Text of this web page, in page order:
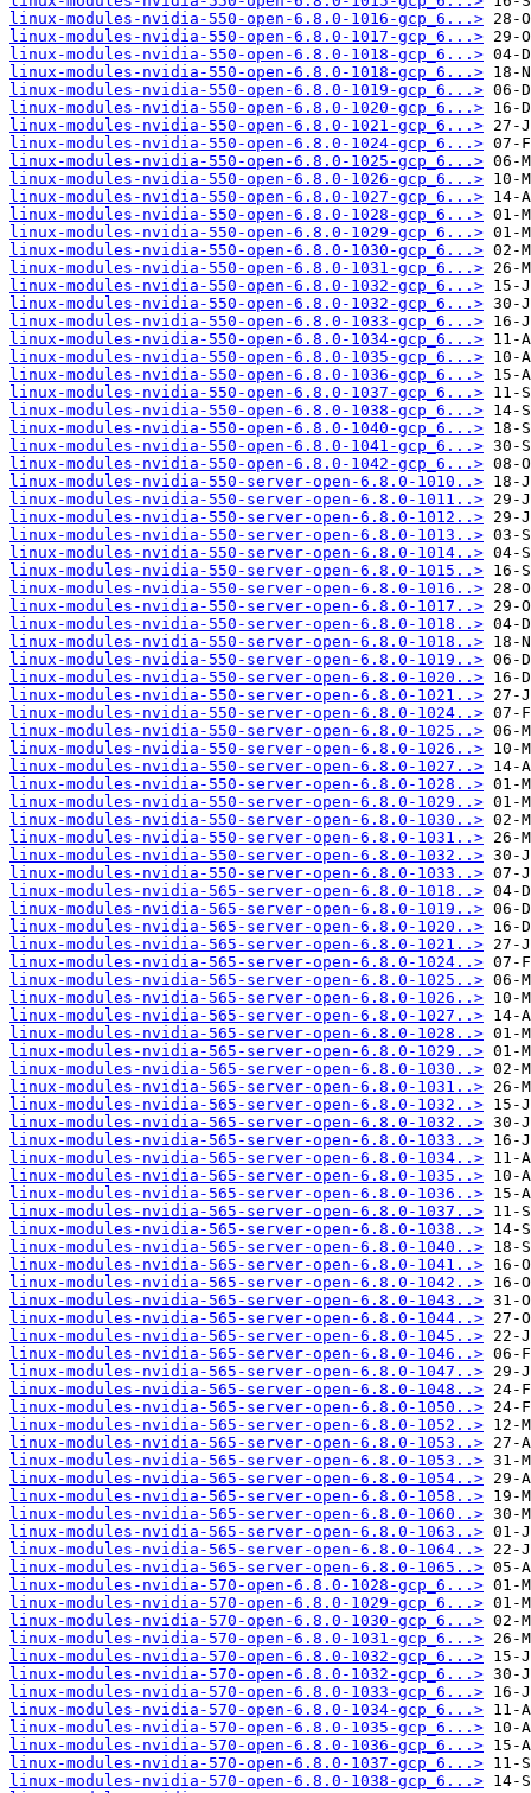
linux-modules-nvidia-550-open-6.8.0-1016-gcp_6...>
linux-modules-nvidia-550-open-6.8.0-1017-gcp_6...>
linux-modules-nvidia-550-open-6.8.0-1018-gcp_6...>
linux-modules-nvidia-550-open-6.8.0-1018-gcp_6...>
linux-modules-nvidia-550-open-6.8.0-1019-gcp_6...>
linux-modules-nvidia-550-open-6.8.0-1020-gcp_6...>
linux-modules-nvidia-550-open-6.8.0-1021-gcp_6...>
linux-modules-nvidia-550-open-6.8.0-1024-gcp_6...>
linux-modules-nvidia-550-open-6.8.0-1025-gcp_6...>
linux-modules-nvidia-550-open-6.8.0-1026-gcp_6...>
linux-modules-nvidia-550-open-6.8.0-1027-gcp_6...>
linux-modules-nvidia-550-open-6.8.0-1028-gcp_6...>
linux-modules-nvidia-550-open-6.8.0-1029-gcp_6...>
linux-modules-nvidia-550-open-6.8.0-1030-gcp_6...>
linux-modules-nvidia-550-open-6.8.0-1031-gcp_6...>
linux-modules-nvidia-550-open-6.8.0-1032-gcp_6...>
linux-modules-nvidia-550-open-6.8.0-1032-gcp_6...>
linux-modules-nvidia-550-open-6.8.0-1033-gcp_6...>
linux-modules-nvidia-550-open-6.8.0-1034-gcp_6...>
linux-modules-nvidia-550-open-6.8.0-1035-gcp_6...>
linux-modules-nvidia-550-open-6.8.0-1036-gcp_6...>
linux-modules-nvidia-550-open-6.8.0-1037-gcp_6...>
linux-modules-nvidia-550-open-6.8.0-1038-gcp_6...>
linux-modules-nvidia-550-open-6.8.0-1040-gcp_6...>
linux-modules-nvidia-550-open-6.8.0-1041-gcp_6...>
linux-modules-nvidia-550-open-6.8.0-1042-gcp_6...>
linux-modules-nvidia-550-server-open-6.8.0-1010..>
linux-modules-nvidia-550-server-open-6.8.0-1011..>
linux-modules-nvidia-550-server-open-6.8.0-1012..>
linux-modules-nvidia-550-server-open-6.8.0-1013..>
linux-modules-nvidia-550-server-open-6.8.0-1014..>
linux-modules-nvidia-550-server-open-6.8.0-1015..>
linux-modules-nvidia-550-server-open-6.8.0-1016..>
linux-modules-nvidia-550-server-open-6.8.0-1017..>
linux-modules-nvidia-550-server-open-6.8.0-1018..>
linux-modules-nvidia-550-server-open-6.8.0-1018..>
linux-modules-nvidia-550-server-open-6.8.0-1019..>
linux-modules-nvidia-550-server-open-6.8.0-1020..>
linux-modules-nvidia-550-server-open-6.8.0-1021..>
linux-modules-nvidia-550-server-open-6.8.0-1024..>
linux-modules-nvidia-550-server-open-6.8.0-1025..>
linux-modules-nvidia-550-server-open-6.8.0-1026..>
linux-modules-nvidia-550-server-open-6.8.0-1027..>
linux-modules-nvidia-550-server-open-6.8.0-1028..>
linux-modules-nvidia-550-server-open-6.8.0-1029..>
linux-modules-nvidia-550-server-open-6.8.0-1030..>
linux-modules-nvidia-550-server-open-6.8.0-1031..>
linux-modules-nvidia-550-server-open-6.8.0-1032..>
linux-modules-nvidia-550-server-open-6.8.0-1033..>
linux-modules-nvidia-565-server-open-6.8.0-1018..>
linux-modules-nvidia-565-server-open-6.8.0-1019..>
linux-modules-nvidia-565-server-open-6.8.0-1020..>
linux-modules-nvidia-565-server-open-6.8.0-1021..>
linux-modules-nvidia-565-server-open-6.8.0-1024..>
linux-modules-nvidia-565-server-open-6.8.0-1025..>
linux-modules-nvidia-565-server-open-6.8.0-1026..>
linux-modules-nvidia-565-server-open-6.8.0-1027..>
linux-modules-nvidia-565-server-open-6.8.0-1028..>
linux-modules-nvidia-565-server-open-6.8.0-1029..>
linux-modules-nvidia-565-server-open-6.8.0-1030..>
linux-modules-nvidia-565-server-open-6.8.0-1031..>
linux-modules-nvidia-565-server-open-6.8.0-1032..>
linux-modules-nvidia-565-server-open-6.8.0-1032..>
linux-modules-nvidia-565-server-open-6.8.0-1033..>
linux-modules-nvidia-565-server-open-6.8.0-1034..>
linux-modules-nvidia-565-server-open-6.8.0-1035..>
linux-modules-nvidia-565-server-open-6.8.0-1036..>
linux-modules-nvidia-565-server-open-6.8.0-1037..>
linux-modules-nvidia-565-server-open-6.8.0-1038..>
linux-modules-nvidia-565-server-open-6.8.0-1040..>
linux-modules-nvidia-565-server-open-6.8.0-1041..>
linux-modules-nvidia-565-server-open-6.8.0-1042..>
linux-modules-nvidia-565-server-open-6.8.0-1043..>
linux-modules-nvidia-565-server-open-6.8.0-1044..>
linux-modules-nvidia-565-server-open-6.8.0-1045..>
linux-modules-nvidia-565-server-open-6.8.0-1046..>
linux-modules-nvidia-565-server-open-6.8.0-1047..>
linux-modules-nvidia-565-server-open-6.8.0-1048..>
linux-modules-nvidia-565-server-open-6.8.0-1050..>
linux-modules-nvidia-565-server-open-6.8.0-1052..>
linux-modules-nvidia-565-server-open-6.8.0-1053..>
linux-modules-nvidia-565-server-open-6.8.0-1053..>
linux-modules-nvidia-565-server-open-6.8.0-1054..>
linux-modules-nvidia-565-server-open-6.8.0-1058..>
linux-modules-nvidia-565-server-open-6.8.0-1060..>
linux-modules-nvidia-565-server-open-6.8.0-1063..>
linux-modules-nvidia-565-server-open-6.8.0-1064..>
linux-modules-nvidia-565-server-open-6.8.0-1065..>
linux-modules-nvidia-570-open-6.8.0-1028-gcp_6...>
linux-modules-nvidia-570-open-6.8.0-1029-gcp_6...>
linux-modules-nvidia-570-open-6.8.0-1030-gcp_6...>
linux-modules-nvidia-570-open-6.8.0-1031-gcp_6...>
linux-modules-nvidia-570-open-6.8.0-1032-gcp_6...>
linux-modules-nvidia-570-open-6.8.0-1032-gcp_6...>
linux-modules-nvidia-570-open-6.8.0-1033-gcp_6...>
linux-modules-nvidia-570-open-6.8.0-1034-gcp_6...>
linux-modules-nvidia-570-open-6.8.0-1035-gcp_6...>
linux-modules-nvidia-570-open-6.8.0-1036-gcp_6...>
linux-modules-nvidia-570-open-6.8.0-1037-gcp_6...>
linux-modules-nvidia-570-open-6.8.0-1038-gcp_6...>